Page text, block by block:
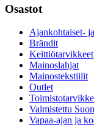
Osastot
Ajankohtaiset-
Brändit
Keittiötarvikkeet
Mainoslahjat
Mainostekstiilit
Outlet
Valmistettu
Vapaa-ajan ja